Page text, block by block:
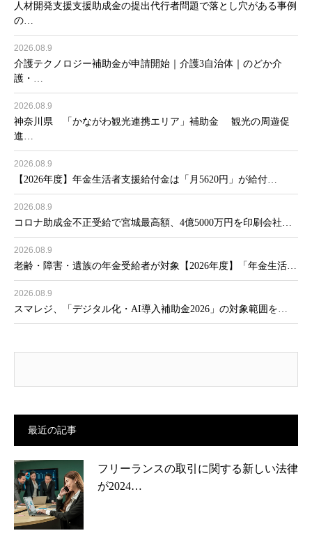
人材開発支援支援助成金の提出代行者問題で落とし穴がある事例
の…
2026.08.9
介護テクノロジー補助金が申請開始｜介護3自治体｜のどか介
護・…
2026.08.9
神奈川県 「かながわ観光連携エリア」補助金 観光の周遊促
進…
2026.08.9
【2026年度】年金生活者支援給付金は「月5620円」が給付…
2026.08.9
コロナ助成金不正受給で宮城最高額、4億5000万円を印刷会社…
2026.08.9
老齢・障害・遺族の年金受給者が対象【2026年度】「年金生活…
2026.08.9
スマレジ、「デジタル化・AI導入補助金2026」の対象範囲を…
最近の記事
フリーランスの取引に関する新しい法律
が2024…